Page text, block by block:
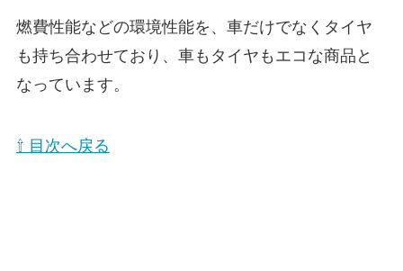
燃費性能などの環境性能を、車だけでなくタイヤ
も持ち合わせており、車もタイヤもエコな商品と
なっています。
⇧ 目次へ戻る